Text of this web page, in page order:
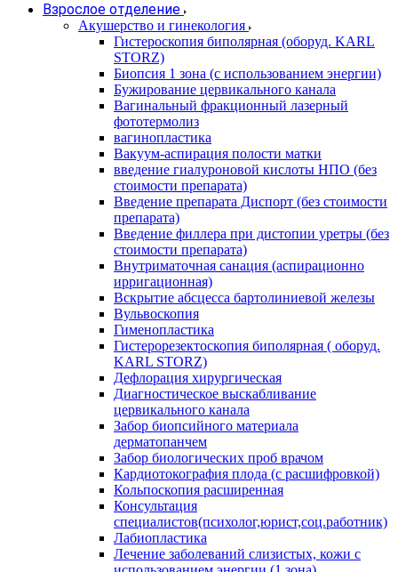
Взрослое отделение
Акушерство и гинекология
Гистероскопия биполярная (оборуд. KARL
STORZ)
Биопсия 1 зона (с использованием энергии)
Бужирование цервикального канала
Вагинальный фракционный лазерный
фототермолиз
вагинопластика
Вакуум-аспирация полости матки
введение гиалуроновой кислоты НПО (без
стоимости препарата)
Введение препарата Диспорт (без стоимости
препарата)
Введение филлера при дистопии уретры (без
стоимости препарата)
Внутриматочная санация (аспирационно
ирригационная)
Вскрытие абсцесса бартолиниевой железы
Вульвоскопия
Гименопластика
Гистерорезектоскопия биполярная ( оборуд.
KARL STORZ)
Дефлорация хирургическая
Диагностическое выскабливание
цервикального канала
Забор биопсийного материала
дерматопанчем
Забор биологических проб врачом
Кардиотокография плода (с расшифровкой)
Кольпоскопия расширенная
Консультация
специалистов(психолог,юрист,соц.работник)
Лабиопластика
Лечение заболеваний слизистых, кожи с